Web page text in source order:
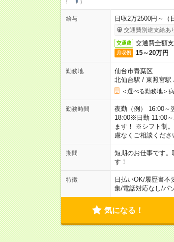
給与 日収2万2500円～（
交通費別途支給あ
交通費 交通費全額
月収例 15～20万円
勤務地
仙台市青葉区
北仙台駅 / 東照宮駅
＜選べる勤務地＞
勤務時間
夜勤（例） 16:00～
18:00※日勤 11:00
ます！ ※シフト制
慮なくご相談くださ
期間
短期のお仕事です
す！
特徴 日払いOK/履歴書不
集/電話対応なし/パ
気になる！